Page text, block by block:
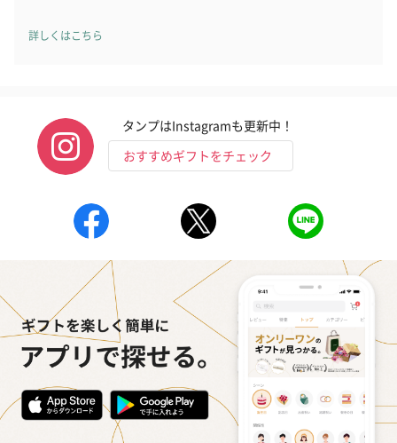
詳しくはこちら
タンプはInstagramも更新中！
おすすめギフトをチェック